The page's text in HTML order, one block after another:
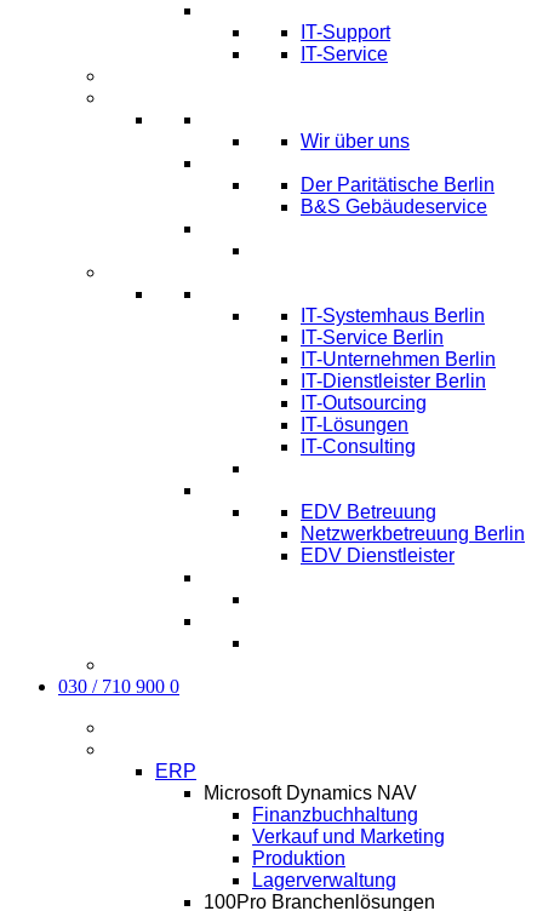
IT-Support
IT-Service
Wir über uns
Der Paritätische Berlin
B&S Gebäudeservice
IT-Systemhaus Berlin
IT-Service Berlin
IT-Unternehmen Berlin
IT-Dienstleister Berlin
IT-Outsourcing
IT-Lösungen
IT-Consulting
EDV Betreuung
Netzwerkbetreuung Berlin
EDV Dienstleister
030 / 710 900 0
ERP
Microsoft Dynamics NAV
Finanzbuchhaltung
Verkauf und Marketing
Produktion
Lagerverwaltung
100Pro Branchenlösungen